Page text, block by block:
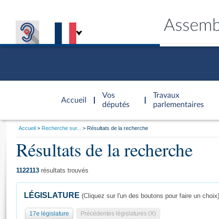
Accueil
d'accueil
Vos
députés
Travaux
parlementaires
Général
Vous
Accueil Recherche sur... Résultats de la recherche
Résultats de la recherche
1122113 résultats trouvés
LÉGISLATURE (Cliquez sur l'un des boutons pour faire un choix)
17e législature Précédentes législatures (X)